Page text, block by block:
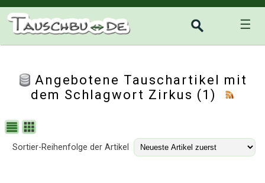
☰
Angebotene Tauschartikel mit
dem Schlagwort Zirkus (1)
Sortier-Reihenfolge der Artikel